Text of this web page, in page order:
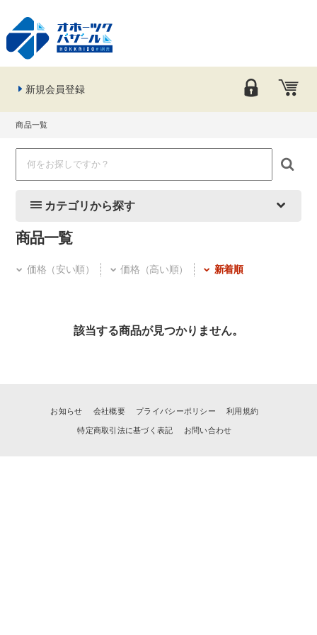
新規会員登録
商品一覧
カテゴリから探す
商品一覧
価格（安い順） 価格（高い順） 新着順
該当する商品が見つかりません。
お知らせ 会社概要 プライバシーポリシー 利用規約
特定商取引法に基づく表記 お問い合わせ